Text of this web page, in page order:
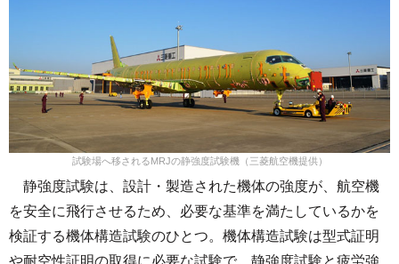
試験場へ移されるMRJの静強度試験機（三菱航空機提供）
静強度試験は、設計・製造された機体の強度が、航空機
を安全に飛行させるため、必要な基準を満たしているかを
検証する機体構造試験のひとつ。機体構造試験は型式証明